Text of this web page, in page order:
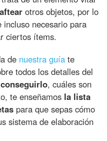
otros objetos, por lo
necesario para
ciertos ítems.
de nuestra guía te
todos los detalles del
, cuáles son
te enseñamos la lista
para que sepas cómo
sistema de elaboración